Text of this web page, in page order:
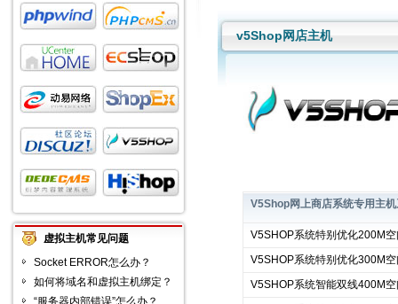
虚拟主机常见问题
Socket ERROR怎么办？
如何将域名和虚拟主机绑定？
“服务器内部错误”怎么办？
v5Shop网店主机
V5Shop网上商店系统专用主
V5SHOP系统特别优化200M
V5SHOP系统特别优化300M
V5SHOP系统智能双线400M